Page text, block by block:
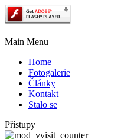
Main Menu
Home
Fotogalerie
Články
Kontakt
Stalo se
Přístupy